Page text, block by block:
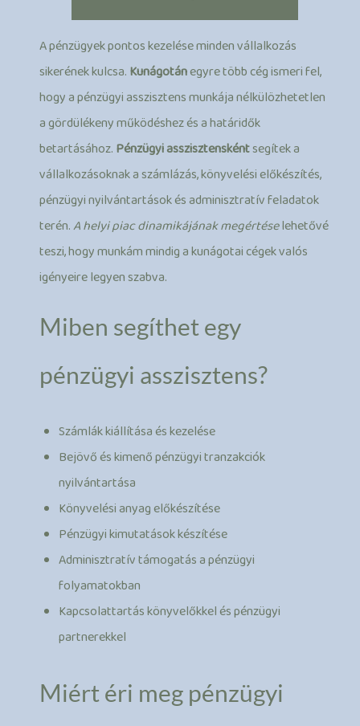
A pénzügyek pontos kezelése minden vállalkozás
sikerének kulcsa. Kunágotánegyre több cég ismeri fel,
hogy a pénzügyi asszisztens munkája nélkülözhetetlen
a gördülékeny működéshez és a határidők
betartásához. Pénzügyi asszisztenskéntsegítek a
vállalkozásoknak a számlázás, könyvelési előkészítés,
pénzügyi nyilvántartások és adminisztratív feladatok
terén.A helyi piac dinamikájának megértéselehetővé
teszi, hogy munkám mindig a kunágotai cégek valós
igényeire legyen szabva.
Miben segíthet egy
pénzügyi asszisztens?
Számlák kiállítása és kezelése
Bejövő és kimenő pénzügyi tranzakciók
nyilvántartása
Könyvelési anyag előkészítése
Pénzügyi kimutatások készítése
Adminisztratív támogatás a pénzügyi
folyamatokban
Kapcsolattartás könyvelőkkel és pénzügyi
partnerekkel
Miért éri meg pénzügyi